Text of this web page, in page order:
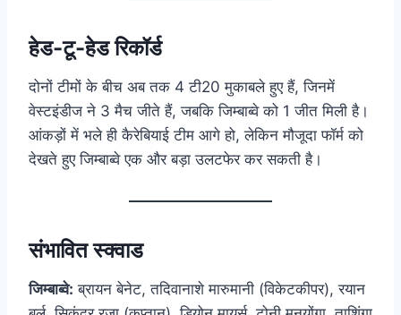
हेड-टू-हेड रिकॉर्ड
दोनों टीमों के बीच अब तक 4 टी20 मुकाबले हुए हैं, जिनमें
वेस्टइंडीज ने 3 मैच जीते हैं, जबकि जिम्बाब्वे को 1 जीत मिली है।
आंकड़ों में भले ही कैरेबियाई टीम आगे हो, लेकिन मौजूदा फॉर्म को
देखते हुए जिम्बाब्वे एक और बड़ा उलटफेर कर सकती है।
संभावित स्क्वाड
जिम्बाब्वे: ब्रायन बेनेट, तदिवानाशे मारुमानी (विकेटकीपर), रयान